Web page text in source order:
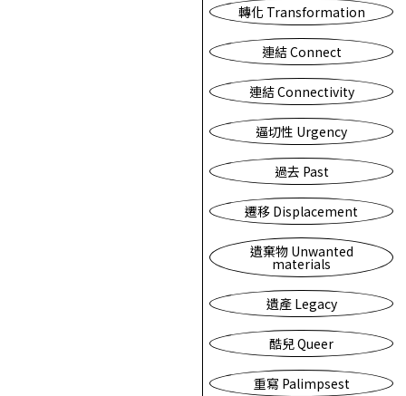
轉化 Transformation
連結 Connect
連結 Connectivity
逼切性 Urgency
過去 Past
遷移 Displacement
遺棄物 Unwanted
materials
遺產 Legacy
酷兒 Queer
重寫 Palimpsest